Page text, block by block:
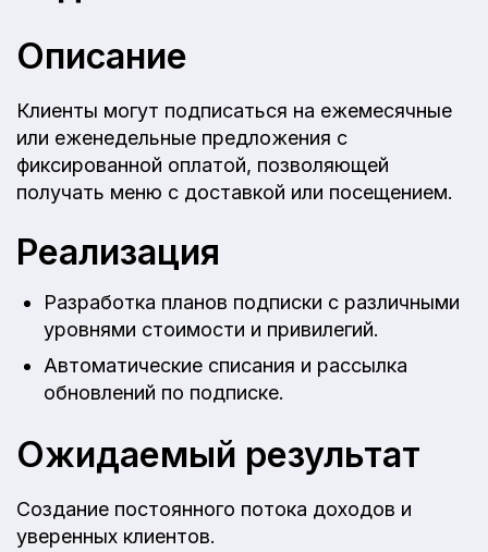
Описание
Клиенты могут подписаться на ежемесячные
или еженедельные предложения с
фиксированной оплатой, позволяющей
получать меню с доставкой или посещением.
Реализация
Разработка планов подписки с различными
уровнями стоимости и привилегий.
Автоматические списания и рассылка
обновлений по подписке.
Ожидаемый результат
Создание постоянного потока доходов и
уверенных клиентов.